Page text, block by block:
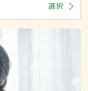
選択